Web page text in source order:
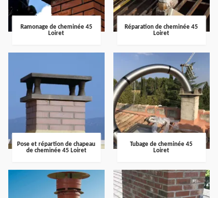
Ramonage de cheminée 45
Loiret
Réparation de cheminée 45
Loiret
Pose et répartion de chapeau
de cheminée 45 Loiret
Tubage de cheminée 45
Loiret